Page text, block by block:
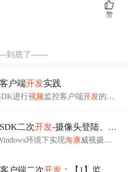
赞
到底了——
户端开发实践
进行视频监控客户端开发的关
和录像操作，为二次开发 者提供
二次开发-摄像头登陆、 预览
环境下实现海康威视摄像
户端二次开发 ：【1】监控